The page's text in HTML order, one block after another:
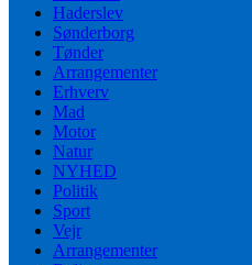
Haderslev
Sønderborg
Tønder
Arrangementer
Erhverv
Mad
Motor
Natur
NYHED
Politik
Sport
Vejr
Arrangementer